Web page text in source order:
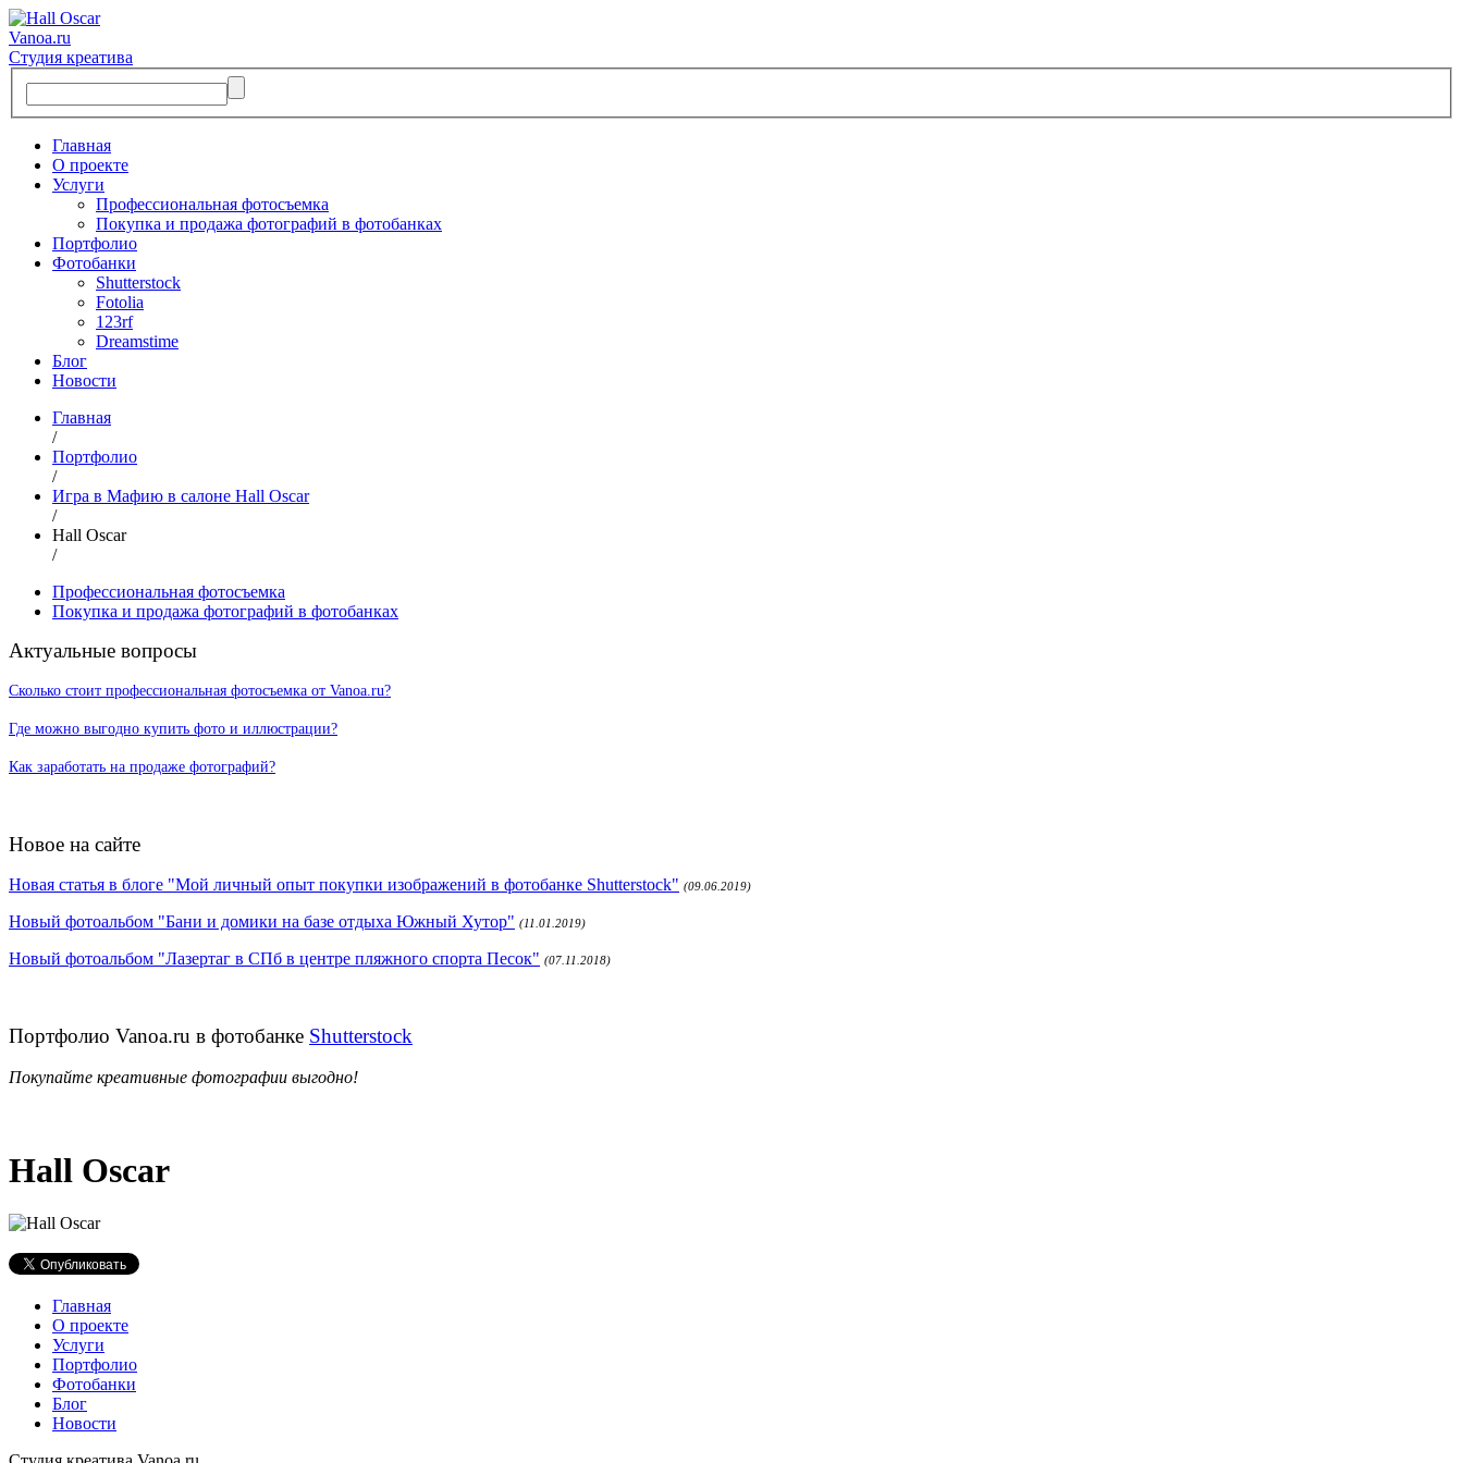
Vanoa.ru
Студия креатива
Главная
О проекте
Услуги
Профессиональная фотосъемка
Покупка и продажа фотографий в фотобанках
Портфолио
Фотобанки
Shutterstock
Fotolia
123rf
Dreamstime
Блог
Новости
Главная
/
Портфолио
/
Игра в Мафию в салоне Hall Oscar
/
Hall Oscar
/
Профессиональная фотосъемка
Покупка и продажа фотографий в фотобанках
Актуальные вопросы
Сколько стоит профессиональная фотосъемка от Vanoa.ru?
Где можно выгодно купить фото и иллюстрации?
Как заработать на продаже фотографий?
Новое на сайте
Новая статья в блоге "Мой личный опыт покупки изображений в фотобанке Shutterstock" (09.06.2019)
Новый фотоальбом "Бани и домики на базе отдыха Южный Хутор" (11.01.2019)
Новый фотоальбом "Лазертаг в СПб в центре пляжного спорта Песок" (07.11.2018)
Портфолио Vanoa.ru в фотобанке Shutterstock
Покупайте креативные фотографии выгодно!
Hall Oscar
Главная
О проекте
Услуги
Портфолио
Фотобанки
Блог
Новости